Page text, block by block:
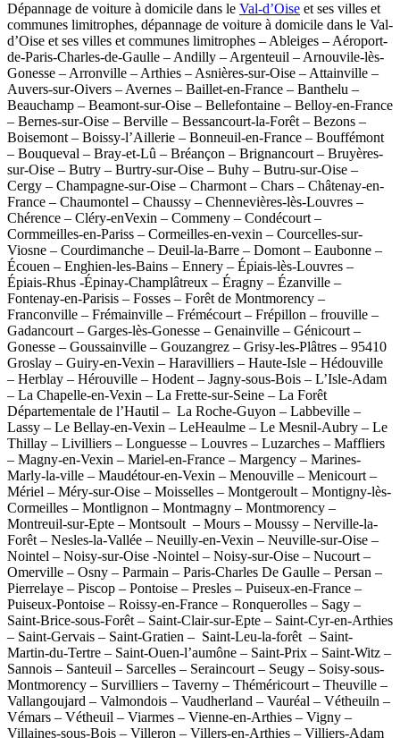
Dépannage de voiture à domicile dans le Val-d’Oise et ses villes et
communes limitrophes, dépannage de voiture à domicile dans le Val-
d’Oise et ses villes et communes limitrophes – Ableiges – Aéroport-
de-Paris-Charles-de-Gaulle – Andilly – Argenteuil – Arnouvile-lès-
Gonesse – Arronville – Arthies – Asnières-sur-Oise – Attainville –
Auvers-sur-Oivers – Avernes – Baillet-en-France – Banthelu –
Beauchamp – Beamont-sur-Oise – Bellefontaine – Belloy-en-France
– Bernes-sur-Oise – Berville – Bessancourt-la-Forêt – Bezons –
Boisemont – Boissy-l’Aillerie – Bonneuil-en-France – Bouffémont
– Bouqueval – Bray-et-Lû – Bréançon – Brignancourt – Bruyères-
sur-Oise – Butry – Burtry-sur-Oise – Buhy – Butru-sur-Oise –
Cergy – Champagne-sur-Oise – Charmont – Chars – Châtenay-en-
France – Chaumontel – Chaussy – Chennevières-lès-Louvres –
Chérence – Cléry-enVexin – Commeny – Condécourt –
Cormmeilles-en-Pariss – Cormeilles-en-vexin – Courcelles-sur-
Viosne – Courdimanche – Deuil-la-Barre – Domont – Eaubonne –
Écouen – Enghien-les-Bains – Ennery – Épiais-lès-Louvres –
Épiais-Rhus -Épinay-Champlâtreux – Éragny – Ézanville –
Fontenay-en-Parisis – Fosses – Forêt de Montmorency –
Franconville – Frémainville – Frémécourt – Frépillon – frouville –
Gadancourt – Garges-lès-Gonesse – Genainville – Génicourt –
Gonesse – Goussainville – Gouzangrez – Grisy-les-Plâtres – 95410
Groslay – Guiry-en-Vexin – Haravilliers – Haute-Isle – Hédouville
– Herblay – Hérouville – Hodent – Jagny-sous-Bois – L’Isle-Adam
– La Chapelle-en-Vexin – La Frette-sur-Seine – La Forêt
Départementale de l’Hautil – La Roche-Guyon – Labbeville –
Lassy – Le Bellay-en-Vexin – LeHeaulme – Le Mesnil-Aubry – Le
Thillay – Livilliers – Longuesse – Louvres – Luzarches – Maffliers
– Magny-en-Vexin – Mariel-en-France – Margency – Marines-
Marly-la-ville – Maudétour-en-Vexin – Menouville – Menicourt –
Mériel – Méry-sur-Oise – Moisselles – Montgeroult – Montigny-lès-
Cormeilles – Montlignon – Montmagny – Montmorency –
Montreuil-sur-Epte – Montsoult – Mours – Moussy – Nerville-la-
Forêt – Nesles-la-Vallée – Neuilly-en-Vexin – Neuville-sur-Oise –
Nointel – Noisy-sur-Oise -Nointel – Noisy-sur-Oise – Nucourt –
Omerville – Osny – Parmain – Paris-Charles De Gaulle – Persan –
Pierrelaye – Piscop – Pontoise – Presles – Puiseux-en-France –
Puiseux-Pontoise – Roissy-en-France – Ronquerolles – Sagy –
Saint-Brice-sous-Forêt – Saint-Clair-sur-Epte – Saint-Cyr-en-Arthies
– Saint-Gervais – Saint-Gratien – Saint-Leu-la-forêt – Saint-
Martin-du-Tertre – Saint-Ouen-l’aumône – Saint-Prix – Saint-Witz –
Sannois – Santeuil – Sarcelles – Seraincourt – Seugy – Soisy-sous-
Montmorency – Survilliers – Taverny – Théméricourt – Theuville –
Vallangoujard – Valmondois – Vaudherland – Vauréal – Vétheuiln –
Vémars – Vétheuil – Viarmes – Vienne-en-Arthies – Vigny –
Villaines-sous-Bois – Villeron – Villers-en-Arthies – Villiers-Adam